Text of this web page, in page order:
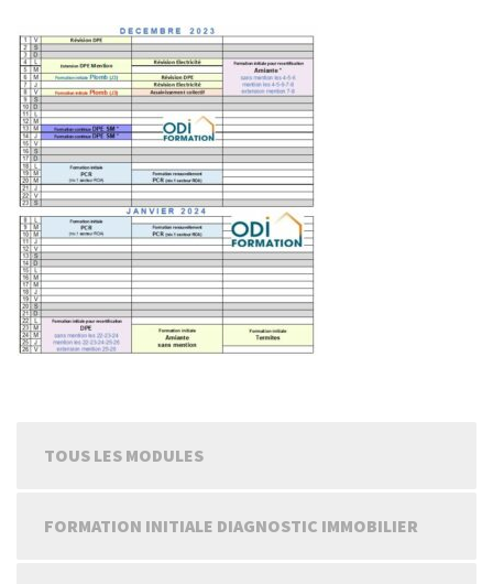
TOUS LES MODULES
FORMATION INITIALE DIAGNOSTIC IMMOBILIER